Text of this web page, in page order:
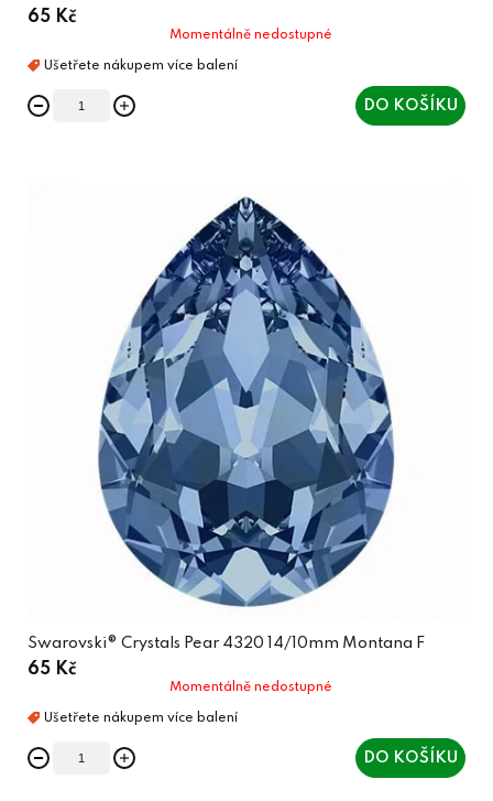
65 Kč
Momentálně nedostupné
DO KOŠÍKU
Swarovski® Crystals Pear 4320 14/10mm Montana F
65 Kč
Momentálně nedostupné
DO KOŠÍKU